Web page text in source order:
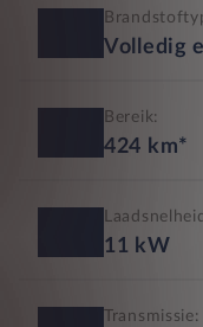
Volledig
Bereik:
424 km*
11 kW
Transmissie: